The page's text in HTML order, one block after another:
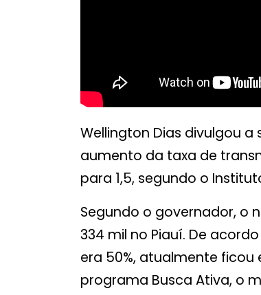
Wellington Dias divulgou
aumento da taxa de
para 1,5, segundo o
Segundo o governador, o
334 mil no Piauí. De
era 50%, atualmente
programa Busca Ativa, o